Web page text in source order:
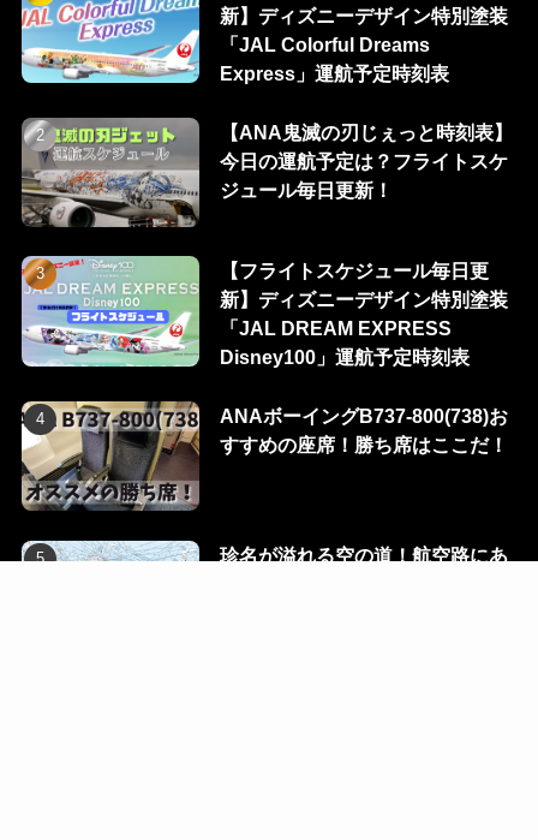
新】ディズニーデザイン特別塗装
「JAL Colorful Dreams
Express」運航予定時刻表
【ANA鬼滅の刃じぇっと時刻表】
今日の運航予定は？フライトスケ
ジュール毎日更新！
【フライトスケジュール毎日更
新】ディズニーデザイン特別塗装
「JAL DREAM EXPRESS
Disney100」運航予定時刻表
ANAボーイングB737-800(738)お
すすめの座席！勝ち席はここだ！
珍名が溢れる空の道！航空路にあ